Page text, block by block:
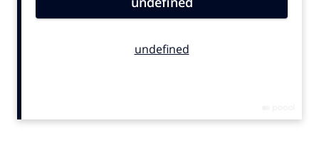
Bureaus
Customer Experience